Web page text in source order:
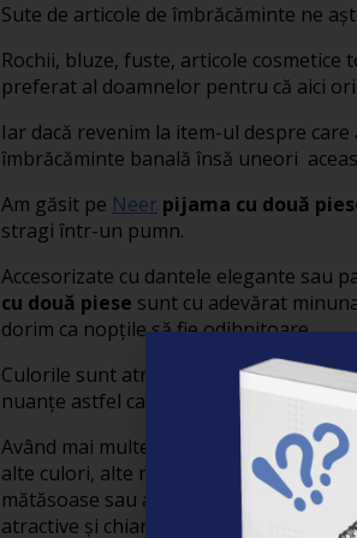
Sute de articole de îmbrăcăminte ne
Rochii, bluze, fuste, articole cosmetice
preferat al doamnelor pentru că aici
Iar dacă revenim la item-ul despre care
îmbrăcăminte banală însă uneori
Am găsit pe Neer pijama cu două
stragi într-un pumn.
Accesorizate cu dantele elegante sau
cu două piese sunt cu adevărat
dorim ca nopțile să fie odihnitoare.
Culorile sunt atractive și fiecărui
nuanțe astfel ca alegerea să fie ușoară
Având mai multe opțiuni la dispoziție
alte culori, alte modele, fie că vrem o
mătăsoase sau am vrea să ne amintim
atractive și chiar tematici interesante.